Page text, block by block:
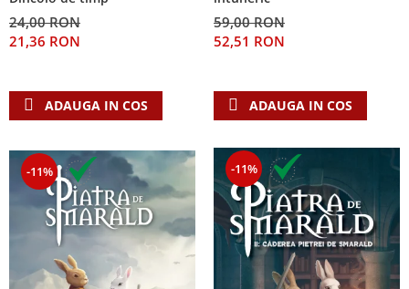
24,00 RON
21,36 RON
ADAUGA IN COS
59,00 RON
52,51 RON
ADAUGA IN COS
-11% -11%